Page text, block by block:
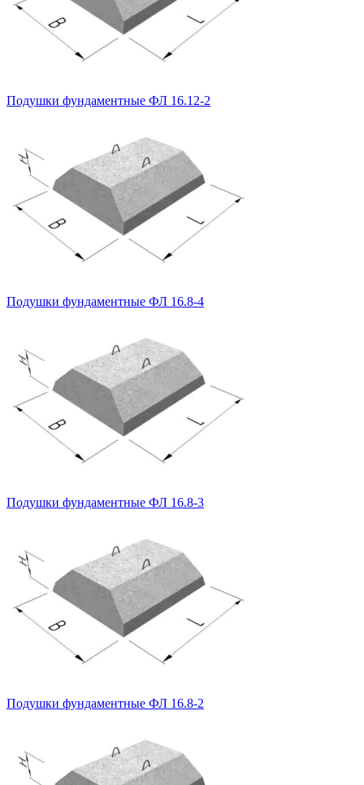
Подушки фундаментные ФЛ 16.12-2
Подушки фундаментные ФЛ 16.8-4
Подушки фундаментные ФЛ 16.8-3
Подушки фундаментные ФЛ 16.8-2